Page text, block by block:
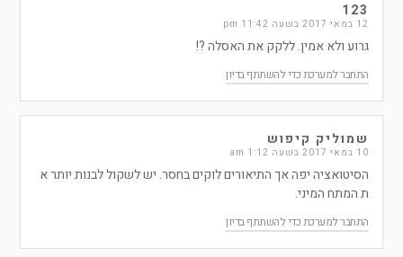
123
12 במאי 2017 בשעה 11:42 pm
גרוע ולא אמין. ללקק את האסלה ?!
התחבר למערכת כדי להשתתף בדיון
שמוליק קיפוש
10 במאי 2017 בשעה 1:12 am
הסיטואציה יפה אך התיאורים לוקים בחסר. יש לשקול לבנות יותר א
ת המתח המיני.
התחבר למערכת כדי להשתתף בדיון